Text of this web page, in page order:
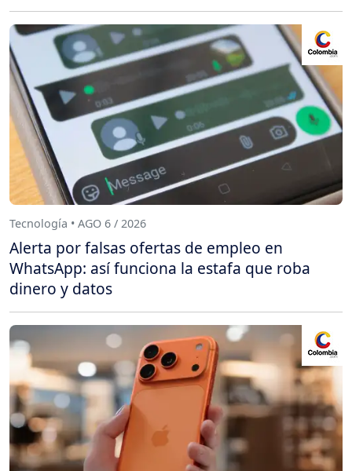
Tecnología • AGO 6 / 2026
Alerta por falsas ofertas de empleo en
WhatsApp: así funciona la estafa que roba
dinero y datos